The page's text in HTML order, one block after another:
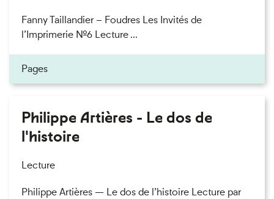
Fanny Taillandier – Foudres Les Invités de
l’Imprimerie n°6 Lecture ...
Pages
Philippe Artières - Le dos de
l'histoire
Lecture
Philippe Artières — Le dos de l’histoire Lecture par